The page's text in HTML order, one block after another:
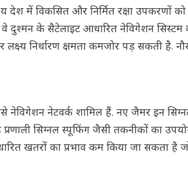
में विकसित और निर्मित रक्षा उपकरणों को
दुश्मन के सैटेलाइट आधारित नेविगेशन सिस्टम
निर्धारण क्षमता कमजोर पड़ सकती है.
नेविगेशन नेटवर्क शामिल हैं. नए जैमर इन
सिग्नल स्पूफिंग जैसी तकनीकों का
खतरों का प्रभाव कम किया जा सकता है